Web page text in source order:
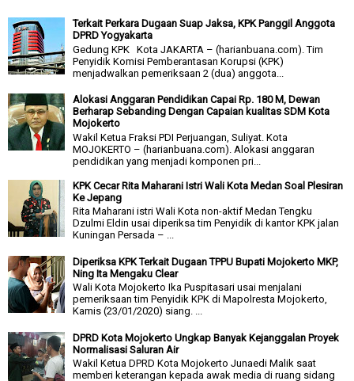
Terkait Perkara Dugaan Suap Jaksa, KPK Panggil Anggota
DPRD Yogyakarta
Gedung KPK Kota JAKARTA – (harianbuana.com). Tim
Penyidik Komisi Pemberantasan Korupsi (KPK)
menjadwalkan pemeriksaan 2 (dua) anggota...
Alokasi Anggaran Pendidikan Capai Rp. 180 M, Dewan
Berharap Sebanding Dengan Capaian kualitas SDM Kota
Mojokerto
Wakil Ketua Fraksi PDI Perjuangan, Suliyat. Kota
MOJOKERTO – (harianbuana.com). Alokasi anggaran
pendidikan yang menjadi komponen pri...
KPK Cecar Rita Maharani Istri Wali Kota Medan Soal Plesiran
Ke Jepang
Rita Maharani istri Wali Kota non-aktif Medan Tengku
Dzulmi Eldin usai diperiksa tim Penyidik di kantor KPK jalan
Kuningan Persada – ...
Diperiksa KPK Terkait Dugaan TPPU Bupati Mojokerto MKP,
Ning Ita Mengaku Clear
Wali Kota Mojokerto Ika Puspitasari usai menjalani
pemeriksaan tim Penyidik KPK di Mapolresta Mojokerto,
Kamis (23/01/2020) siang. ...
DPRD Kota Mojokerto Ungkap Banyak Kejanggalan Proyek
Normalisasi Saluran Air
Wakil Ketua DPRD Kota Mojokerto Junaedi Malik saat
memberi keterangan kepada awak media di ruang sidang